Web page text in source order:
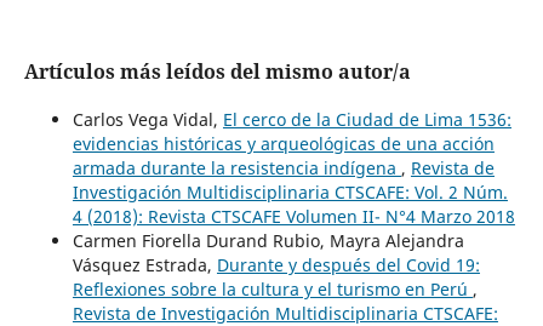
Artículos más leídos del mismo autor/a
Carlos Vega Vidal, El cerco de la Ciudad de Lima 1536:
evidencias históricas y arqueológicas de una acción
armada durante la resistencia indígena , Revista de
Investigación Multidisciplinaria CTSCAFE: Vol. 2 Núm.
4 (2018): Revista CTSCAFE Volumen II- N°4 Marzo 2018
Carmen Fiorella Durand Rubio, Mayra Alejandra
Vásquez Estrada, Durante y después del Covid 19:
Reflexiones sobre la cultura y el turismo en Perú ,
Revista de Investigación Multidisciplinaria CTSCAFE: